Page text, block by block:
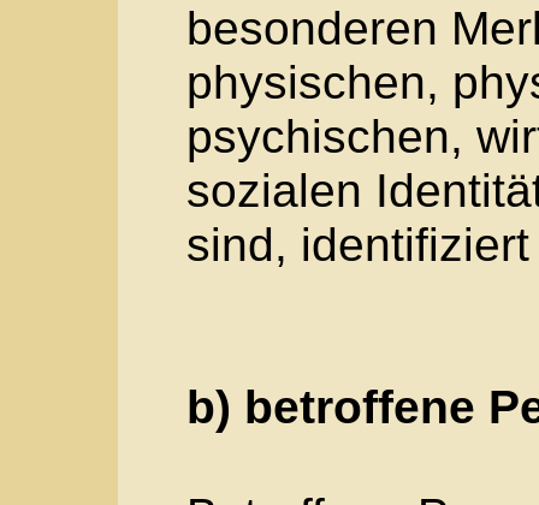
c) Verarbeitung
Verarbeitung ist
automatisierter
wie das Erheben,
Organisation, das
Anpassung oder